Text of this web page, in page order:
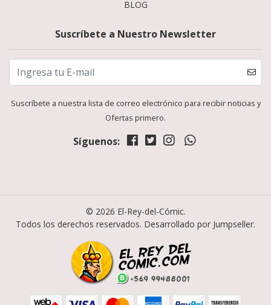
BLOG
Suscríbete a Nuestro Newsletter
Suscríbete a nuestra lista de correo electrónico para recibir noticias y
Ofertas primero.
Síguenos:
© 2026 El-Rey-del-Cómic.
Todos los derechos reservados. Desarrollado por Jumpseller.